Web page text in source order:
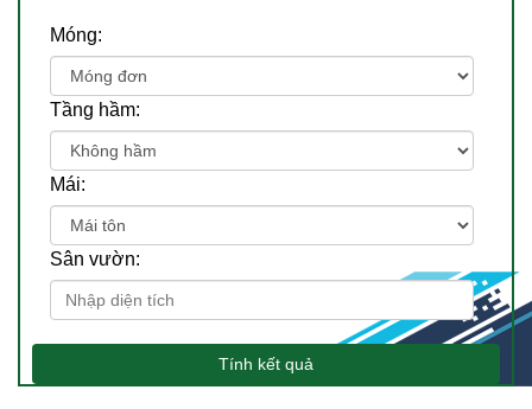
Móng:
Tầng hầm:
Mái:
Sân vườn:
Tính kết quả